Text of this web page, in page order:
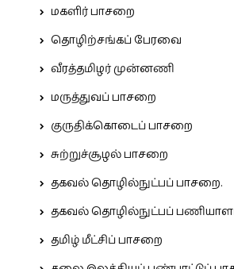
மகளிர் பாசறை
தொழிற்சங்கப் பேரவை
வீரத்தமிழர் முன்னணி
மருத்துவப் பாசறை
குருதிக்கொடைப் பாசறை
சுற்றுச்சூழல் பாசறை
தகவல் தொழில்நுட்பப் பாசறை.
தகவல் தொழில்நுட்பப்
தமிழ் மீட்சிப் பாசறை